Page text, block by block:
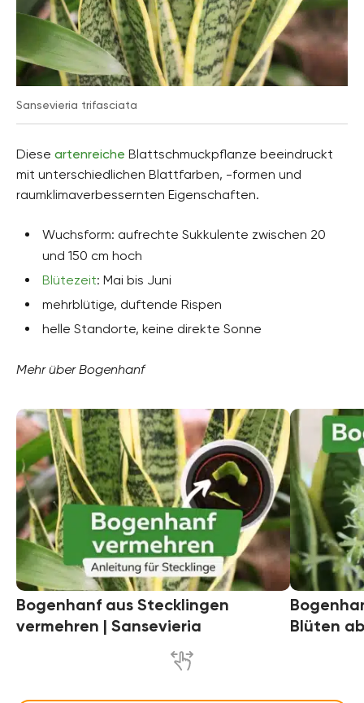
Sansevieria trifasciata
Diese artenreiche Blattschmuckpflanze beeindruckt
mit unterschiedlichen Blattfarben, -formen und
raumklimaverbessernten Eigenschaften.
Wuchsform: aufrechte Sukkulente zwischen 20
und 150 cm hoch
Blütezeit: Mai bis Juni
mehrblütige, duftende Rispen
helle Standorte, keine direkte Sonne
Mehr über Bogenhanf
Bogenhanf aus Stecklingen
vermehren | Sansevieria
Blüten